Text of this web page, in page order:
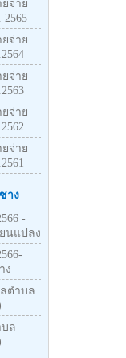
จ่าย
จ่าย
จ่าย
จ่าย
จ่าย
าง
-
นแปลง
ง
ตำบล
ล